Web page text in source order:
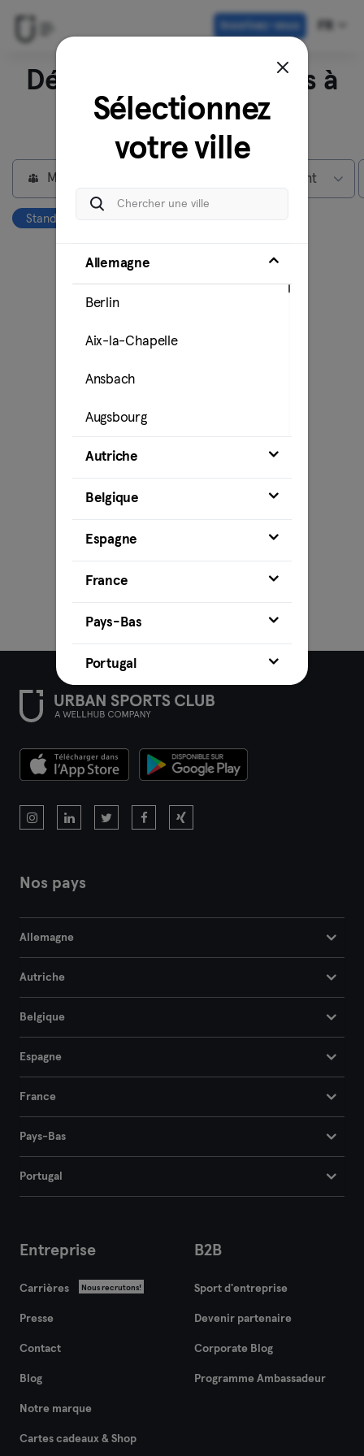
Inscrivez-vous FR
Découvrez nos studios à
Berlin
Max abonnement
Stand Up Paddling Effacer tout
Sélectionnez
votre ville
Allemagne
Berlin
Aix-la-Chapelle
Ansbach
Augsbourg
Bamberg
Bielefeld
Bochum
Brême
Cobourg
Darmstadt
Düsseldorf
Halle
Hambourg
Heidelberg
Heidenheim
Autriche
Belgique
Espagne
France
Pays-Bas
Portugal
Nos pays
Allemagne
Autriche
Belgique
Espagne
France
Pays-Bas
Portugal
Entreprise
Carrières Nous recrutons!
Presse
Contact
Blog
Notre marque
Cartes cadeaux & Shop
B2B
Sport d'entreprise
Devenir partenaire
Corporate Blog
Programme Ambassadeur